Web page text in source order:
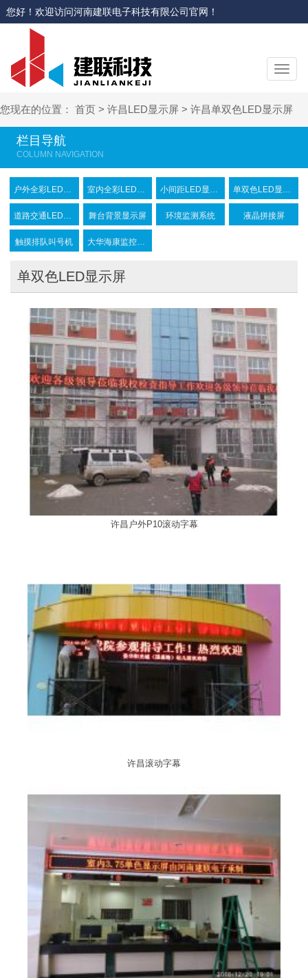
您好！欢迎访问河南建联电子科技有限公司官网！
切
航
您现在的位置： 首页 > 许昌LED显示屏 > 许昌单双色LED显示屏
栏目导航
户外全彩LED显示屏 室内全彩LED显示屏 小间距LED显示屏 单双色LED显示屏
道路交通LED显示屏 舞台背景显示屏 环境监测系统 液晶拼接屏
触摸排队叫号机 大华海康监控摄像头
单双色LED显示屏
许昌户外P10滚动字幕
许昌滚动字幕